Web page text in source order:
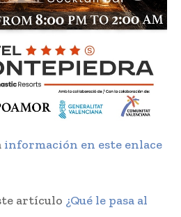
información en este enlace
artículo ¿Qué le pasa al